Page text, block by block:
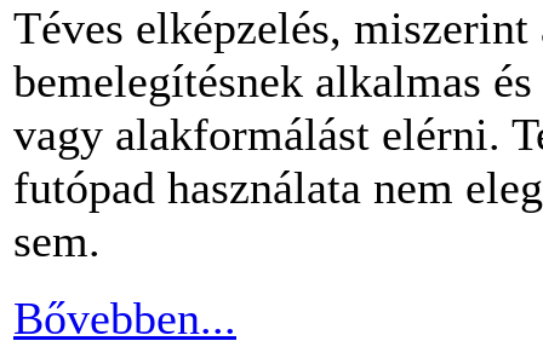
Téves elképzelés, miszerint
bemelegítésnek alkalmas
vagy alakformálást elérni.
futópad használata nem
sem.
Bővebben...